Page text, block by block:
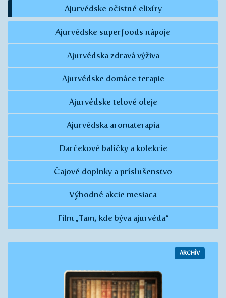
Ajurvédske očistné elixíry
Ajurvédske superfoods nápoje
Ajurvédska zdravá výživa
Ajurvédske domáce terapie
Ajurvédske telové oleje
Ajurvédska aromaterapia
Darčekové balíčky a kolekcie
Čajové doplnky a príslušenstvo
Výhodné akcie mesiaca
Film „Tam, kde býva ajurvéda“
ARCHÍV